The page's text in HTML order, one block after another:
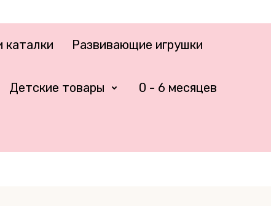
каталки Развивающие игрушки
Детские товары 0 - 6 месяцев